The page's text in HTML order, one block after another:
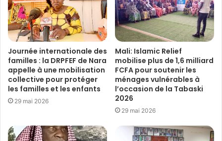
Journée internationale des
familles : la DRPFEF de Nara
appelle à une mobilisation
collective pour protéger
les familles et les enfants
29 mai 2026
Mali: Islamic Relief
mobilise plus de 1,6 milliard
FCFA pour soutenir les
ménages vulnérables à
l’occasion de la Tabaski
2026
29 mai 2026